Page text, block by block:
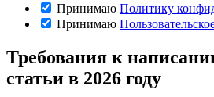
Принимаю Политику
Принимаю
Требования к
статьи в 2026 году